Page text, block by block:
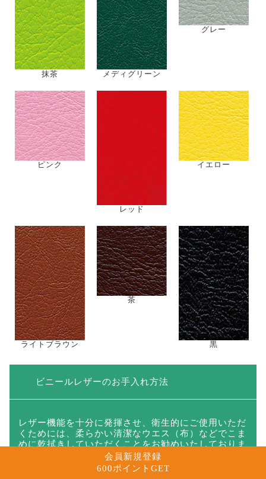
会員新規登録
600ポイントGET
オレンジ
ライトグリーン
スカイブルー ライトブルー メディブルー
グレー